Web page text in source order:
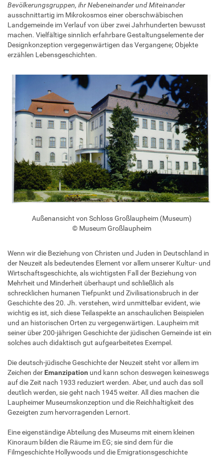
Bevölkerungsgruppen, ihr Nebeneinander und Miteinander
ausschnittartig im Mikrokosmos einer oberschwäbischen
Landgemeinde im Verlauf von über zwei Jahrhunderten bewusst
machen. Vielfältige sinnlich erfahrbare Gestaltungselemente der
Designkonzeption vergegenwärtigen das Vergangene; Objekte
erzählen Lebensgeschichten.
Außenansicht von Schloss Großlaupheim (Museum)
© Museum Großlaupheim
Wenn wir die Beziehung von Christen und Juden in Deutschland in
der Neuzeit als bedeutendes Element vor allem unserer Kultur- und
Wirtschaftsgeschichte, als wichtigsten Fall der Beziehung von
Mehrheit und Minderheit überhaupt und schließlich als
schrecklichen humanen Tiefpunkt und Zivilisationsbruch in der
Geschichte des 20. Jh. verstehen, wird unmittelbar evident, wie
wichtig es ist, sich diese Teilaspekte an anschaulichen Beispielen
und an historischen Orten zu vergegenwärtigen. Laupheim mit
seiner über 200-jährigen Geschichte der jüdischen Gemeinde ist ein
solches auch didaktisch gut aufgearbeitetes Exempel.
Die deutsch-jüdische Geschichte der Neuzeit steht vor allem im
Zeichen der Emanzipation und kann schon deswegen keineswegs
auf die Zeit nach 1933 reduziert werden. Aber, und auch das soll
deutlich werden, sie geht nach 1945 weiter. All dies machen die
Laupheimer Museumskonzeption und die Reichhaltigkeit des
Gezeigten zum hervorragenden Lernort.
Eine eigenständige Abteilung des Museums mit einem kleinen
Kinoraum bilden die Räume im EG; sie sind dem für die
Filmgeschichte Hollywoods und die Emigrationsgeschichte